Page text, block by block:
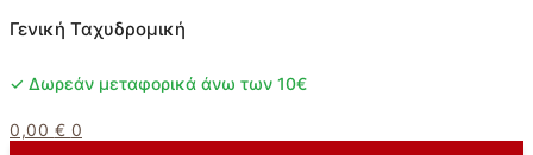
Γενική Ταχυδρομική
✓ Δωρεάν μεταφορικά άνω των 10€
0,00 € 0